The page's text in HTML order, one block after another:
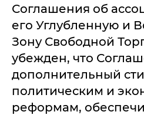
Соглашения об
его Углубленную и
Зону Свободной
убежден, что
дополнительный
политическим и
реформам,